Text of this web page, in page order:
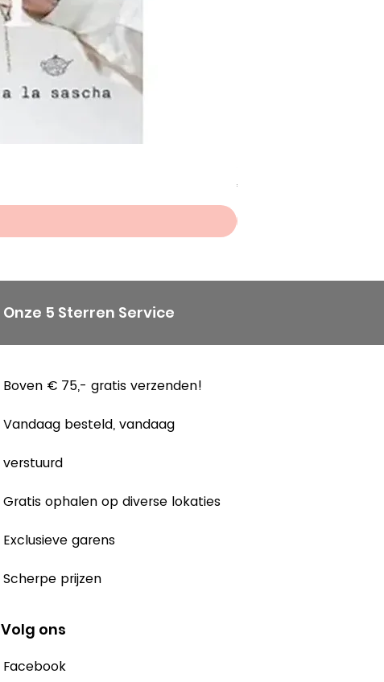
Prijs
€ 8,50
Onze 5 Sterren Service
Boven € 75,- gratis verzenden!
Vandaag besteld, vandaag
verstuurd
Gratis ophalen op diverse lokaties
Exclusieve garens
Scherpe prijzen
Volg ons
Facebook